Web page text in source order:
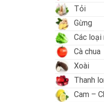
Tỏi
Gừng
Các loại
Cà chua
Xoài
Thanh
Cam –